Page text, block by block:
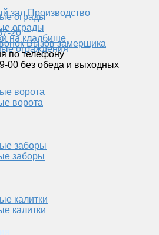
зал Производство
20
Вызов замерщика
по телефону
00 без обеда и выходных
ограды
ограды
на кладбище
ограждения
ворота
ворота
заборы
заборы
калитки
калитки